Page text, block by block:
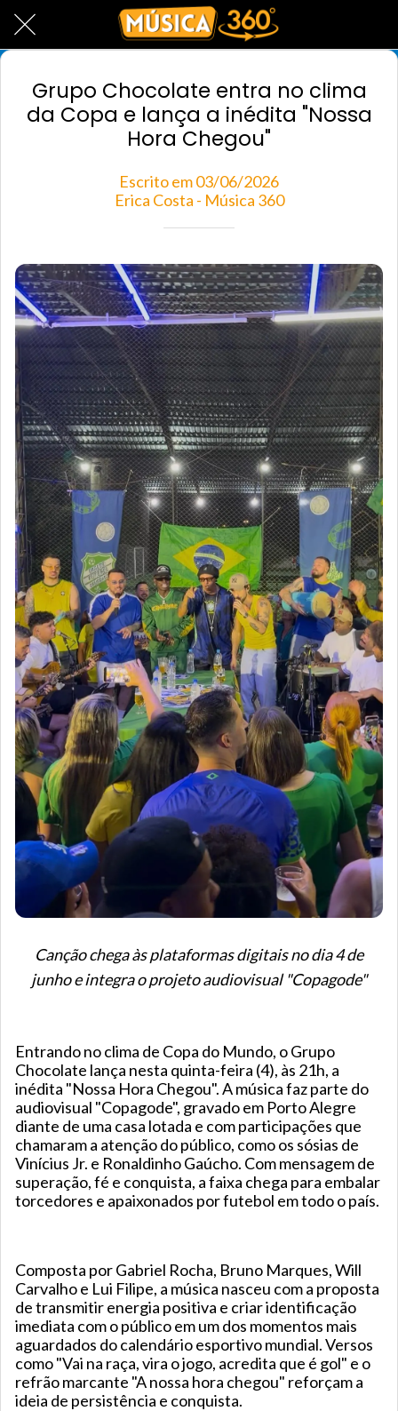
Grupo Chocolate entra no clima
da Copa e lança a inédita "Nossa
Hora Chegou"
Escrito em 03/06/2026
Erica Costa - Música 360
Canção chega às plataformas digitais no dia 4 de
junho e integra o projeto audiovisual "Copagode"
Entrando no clima de Copa do Mundo, o Grupo
Chocolate lança nesta quinta-feira (4), às 21h, a
inédita "Nossa Hora Chegou". A música faz parte do
audiovisual "Copagode", gravado em Porto Alegre
diante de uma casa lotada e com participações que
chamaram a atenção do público, como os sósias de
Vinícius Jr. e Ronaldinho Gaúcho. Com mensagem de
superação, fé e conquista, a faixa chega para embalar
torcedores e apaixonados por futebol em todo o país.
Composta por Gabriel Rocha, Bruno Marques, Will
Carvalho e Lui Filipe, a música nasceu com a proposta
de transmitir energia positiva e criar identificação
imediata com o público em um dos momentos mais
aguardados do calendário esportivo mundial. Versos
como "Vai na raça, vira o jogo, acredita que é gol" e o
refrão marcante "A nossa hora chegou" reforçam a
ideia de persistência e conquista.